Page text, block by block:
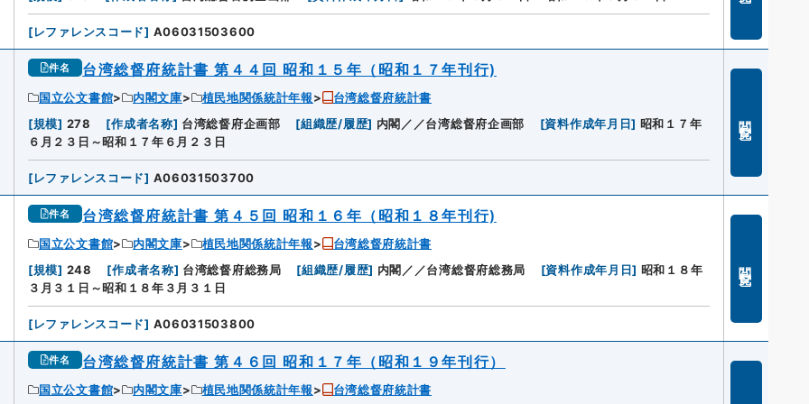
[レファレンスコード] A06031503600
件名 台湾総督府統計書 第４４回 昭和１５年（昭和１７年刊行)
国立公文書館 内閣文庫 植民地関係統計年報
台湾総督府統計書
[規模] 278 [作成者名称] 台湾総督府企画部 [組織歴/履歴] 内閣／／台湾総督府企画部 [資料作成年月日] 昭和１７年
６月２３日～昭和１７年６月２３日
[レファレンスコード] A06031503700
件名 台湾総督府統計書 第４５回 昭和１６年（昭和１８年刊行)
国立公文書館 内閣文庫 植民地関係統計年報
台湾総督府統計書
[規模] 248 [作成者名称] 台湾総督府総務局 [組織歴/履歴] 内閣／／台湾総督府総務局 [資料作成年月日] 昭和１８年
３月３１日～昭和１８年３月３１日
[レファレンスコード] A06031503800
件名 台湾総督府統計書 第４６回 昭和１７年（昭和１９年刊行）
国立公文書館 内閣文庫 植民地関係統計年報 台湾総督府統計書